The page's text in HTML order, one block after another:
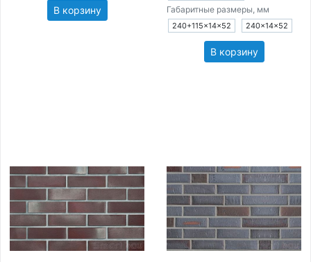
В корзину Габаритные размеры, мм
240+115×14×52 240×14×52
В корзину